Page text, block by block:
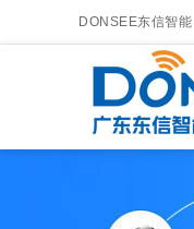
DONSEE东信智